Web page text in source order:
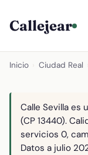
Callejear
Inicio Ciudad Real
Calle Sevilla es
(CP 13440).
servicios 0,
Datos a julio